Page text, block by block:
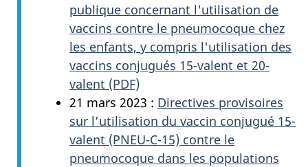
publique concernant l'utilisation de
vaccins contre le pneumocoque chez
les enfants, y compris l'utilisation des
vaccins conjugués 15-valent et 20-
valent (PDF)
21 mars 2023 : Directives provisoires
sur l’utilisation du vaccin conjugué 15-
valent (PNEU-C-15) contre le
pneumocoque dans les populations